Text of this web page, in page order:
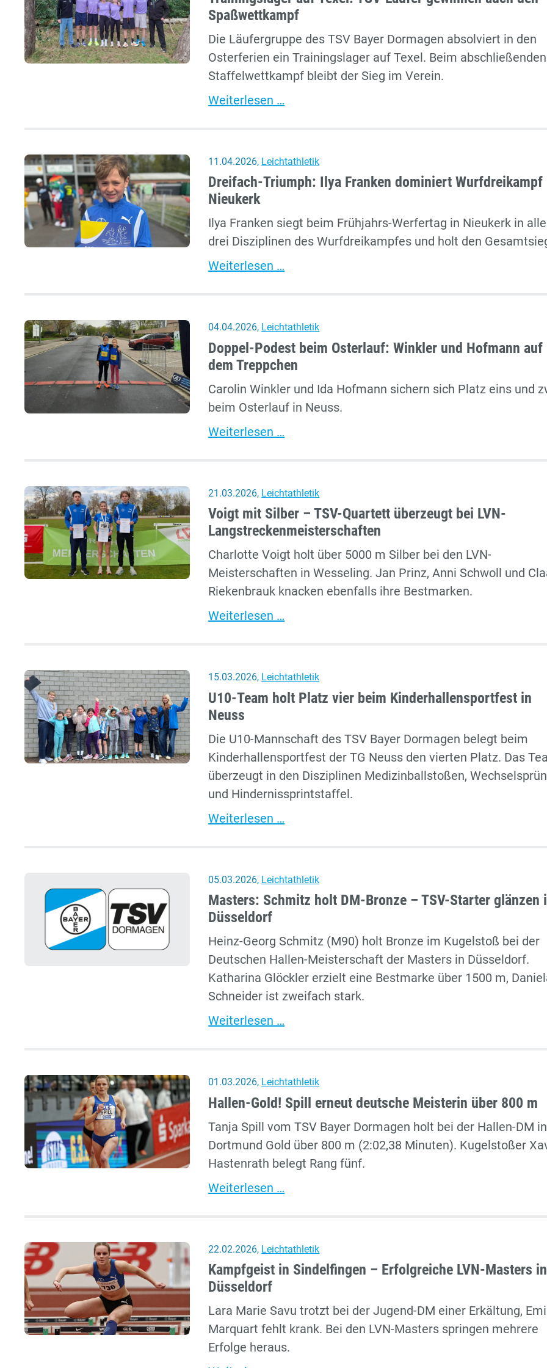
Spaßwettkampf
Die Läufergruppe des TSV Bayer Dormagen absolviert in den
Osterferien ein Trainingslager auf Texel. Beim abschließenden
Staffelwettkampf bleibt der Sieg im Verein.
Weiterlesen …
TSV-
Läufer
gewinnen
den
Spaßwettkampf
11.04.2026, Leichtathletik
Dreifach-Triumph: Ilya Franken dominiert Wurfdreikampf
Nieukerk
Ilya Franken siegt beim Frühjahrs-Werfertag in Nieukerk in
drei Disziplinen desWurfdreikampfes und holt den
Weiterlesen …
Franken
dominiert
Wurfdreikampf
in
Nieukerk
04.04.2026, Leichtathletik
Doppel-Podest beim Osterlauf: Winkler und Hofmann auf
dem Treppchen
Carolin Winkler und Ida Hofmann sichern sich Platz eins und
beim Osterlauf in Neuss.
Weiterlesen …
Osterlauf:
und
auf
dem
Treppchen
21.03.2026, Leichtathletik
Voigt mit Silber – TSV-Quartett überzeugt bei LVN-
Langstreckenmeisterschaften
Charlotte Voigt holt über 5000 m Silber bei den LVN-
Meisterschaften in Wesseling. Jan Prinz, Anni Schwoll und
Riekenbrauk knacken ebenfalls ihre Bestmarken.
Weiterlesen …
–
TSV-
Quartett
bei
LVN-
Langstreckenmeisterschaften
15.03.2026, Leichtathletik
U10-Team holt Platz vier beim Kinderhallensportfest in
Neuss
Die U10-Mannschaft des TSV Bayer Dormagen belegt beim
Kinderhallensportfest der TG Neuss den vierten Platz. Das
überzeugt in den Disziplinen Medizinballstoßen,
und Hindernissprintstaffel.
Weiterlesen …
Platz
vier
beim
in
Neuss
05.03.2026, Leichtathletik
Masters: Schmitz holt DM-Bronze – TSV-Starter glänzen
Düsseldorf
Heinz-Georg Schmitz (M90) holt Bronze im Kugelstoß bei der
Deutschen Hallen-Meisterschaft der Masters in Düsseldorf.
Katharina Glöckler erzielt eine Bestmarke über 1500 m,
Schneider ist zweifach stark.
Weiterlesen …
DM-
Bronze
–
TSV-
Starter
glänzen
01.03.2026, Leichtathletik
Hallen-Gold! Spill erneut deutsche Meisterin über 800 m
Tanja Spill vom TSV Bayer Dormagen holt bei der Hallen-DM in
Dortmund Gold über 800 m (2:02,38 Minuten). Kugelstoßer
Hastenrath belegt Rang fünf.
Weiterlesen …
erneut
deutsche
Meisterin
800
m
22.02.2026, Leichtathletik
Kampfgeist in Sindelfingen – Erfolgreiche LVN-Masters in
Düsseldorf
Lara Marie Savu trotzt bei der Jugend-DM einer Erkältung,
Marquart fehlt krank. Bei den LVN-Masters springen mehrere
Erfolge heraus.